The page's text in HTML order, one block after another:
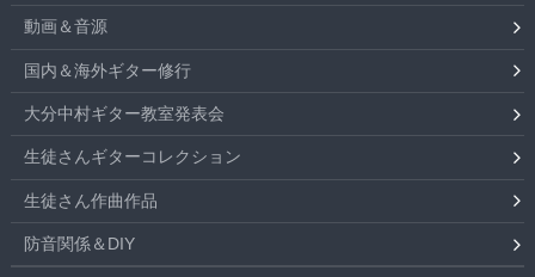
動画＆音源
国内＆海外ギター修行
大分中村ギター教室発表会
生徒さんギターコレクション
生徒さん作曲作品
防音関係＆DIY